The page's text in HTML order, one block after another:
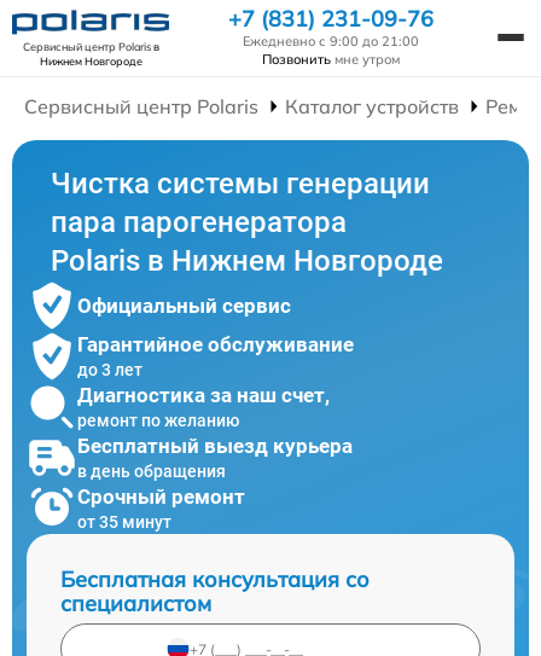
Сервисный центр Polarisв
Нижнем Новгороде
+7 (831) 231-09-76
Ежедневно с 9:00 до 21:00
Позвонить мне утром
Сервисный центр Polaris Каталог устройств
Чистка системы генерации
пара парогенератора
Polaris в Нижнем Новгороде
Официальный сервис
Гарантийное обслуживание
до 3 лет
Диагностика за наш счет,
ремонт по желанию
Бесплатный выезд курьера
в день обращения
Срочный ремонт
от 35 минут
Бесплатная консультация со
специалистом